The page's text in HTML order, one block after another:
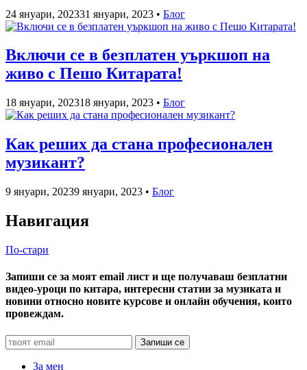
24 януари, 202331 януари, 2023 • Блог
Включи се в безплатен уъркшоп на
живо с Пешо Китарата!
18 януари, 202318 януари, 2023 • Блог
Как реших да стана професионален
музикант?
9 януари, 20239 януари, 2023 • Блог
Навигация
По-стари
Запиши се за моят email лист и ще получаваш безплатни
видео-уроци по китара, интересни статии за музиката и
новини относно новите курсове и онлайн обучения, които
провеждам.
За мен